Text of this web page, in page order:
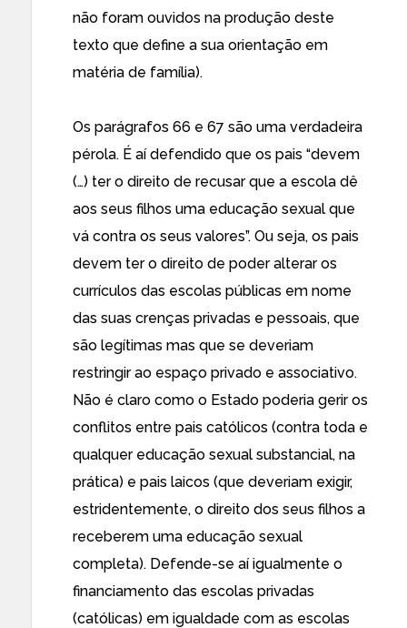
não foram ouvidos na produção deste
texto que define a sua orientação em
matéria de família).
Os parágrafos 66 e 67 são uma verdadeira
pérola. É aí defendido que os pais “devem
(…) ter o direito de recusar que a escola dê
aos seus filhos uma educação sexual que
vá contra os seus valores”. Ou seja, os pais
devem ter o direito de poder alterar os
currículos das escolas públicas em nome
das suas crenças privadas e pessoais, que
são legítimas mas que se deveriam
restringir ao espaço privado e associativo.
Não é claro como o Estado poderia gerir os
conflitos entre pais católicos (contra toda e
qualquer educação sexual substancial, na
prática) e pais laicos (que deveriam exigir,
estridentemente, o direito dos seus filhos a
receberem uma educação sexual
completa). Defende-se aí igualmente o
financiamento das escolas privadas
(católicas) em igualdade com as escolas